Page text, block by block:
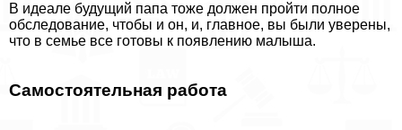
В идеале будущий папа тоже должен пройти полное
обследование, чтобы и он, и, главное, вы были уверены,
что в семье все готовы к появлению малыша.
Самостоятельная работа